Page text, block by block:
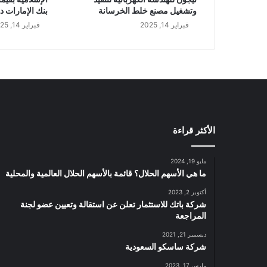
وتشغيل مصنع خلط الخرسانة
فبراير 14, 2025
بنك الإمارات
فبراير 14, 2025
الأكثر قراءة
مايو 19, 2024
ما هي الأسهم الحلال؟ قائمة بالأسهم الحلال العالمية والمحلية
أكتوبر 2, 2023
شركة باتك للاستثمار تعلن عن استقالة وتعيين عضو لجنة
المراجعة
ديسمبر 21, 2021
شركة ساسكو السعودية
مارس 17, 2023